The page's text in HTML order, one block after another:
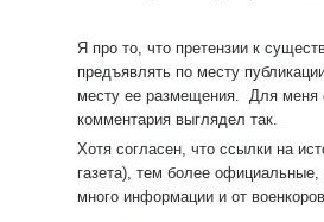
Я про то, что претензии к
предъявлять по месту
месту ее размещения. Для меня
комментария выглядел так.
Хотя согласен, что ссылки на
газета), тем более
много информации и от